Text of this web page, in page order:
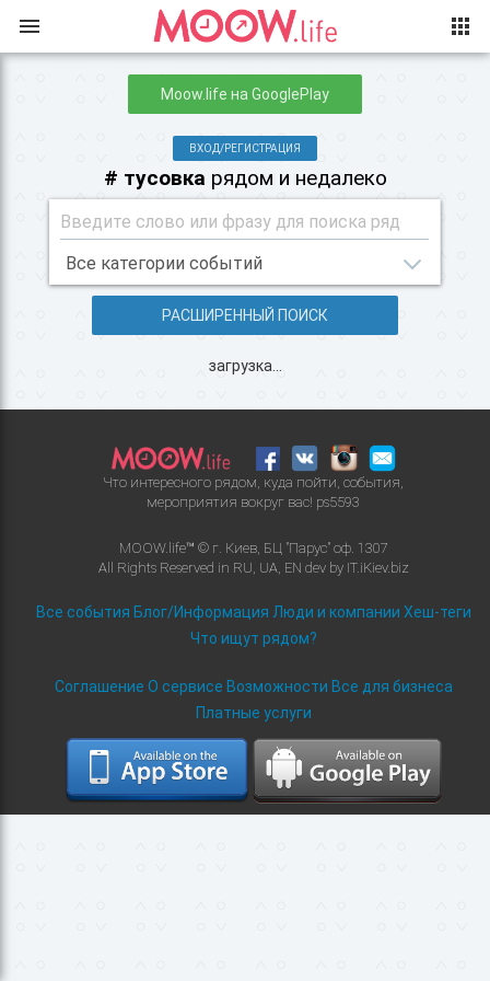
Moow.life на GooglePlay
ВХОД/РЕГИСТРАЦИЯ
# тусовка рядом и недалеко
РАСШИРЕННЫЙ ПОИСК
загрузка...
Что интересного рядом, куда пойти, события,
мероприятия вокруг вас! ps5593
MOOW.life™ © г. Киев, БЦ "Парус" оф. 1307
All Rights Reserved in RU, UA, EN dev by IT.iKiev.biz
Все события Блог/Информация Люди и компании Хеш-теги
Что ищут рядом?
Соглашение О сервисе Возможности Все для бизнеса
Платные услуги